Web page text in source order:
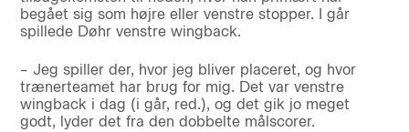
begået sig som højre eller venstre stopper. I går
spillede Døhr venstre wingback.
– Jeg spiller der, hvor jeg bliver placeret, og hvor
trænerteamet har brug for mig. Det var venstre
wingback i dag (i går, red.), og det gik jo meget
godt, lyder det fra den dobbelte målscorer.